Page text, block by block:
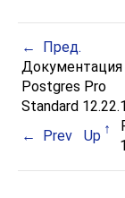
Пред.
Документация
Postgres Pro
Standard 12.22.1
Prev
Up